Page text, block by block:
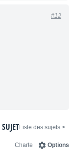
#12
< Liste des sujets
Options
Charte